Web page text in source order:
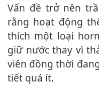
Vấn đề trở nên trầm trọng hơn bởi thực tế
rằng hoạt động
thí‌ch một loại
giữ nước thay vì
viên đồng thời
tiết quá ít.